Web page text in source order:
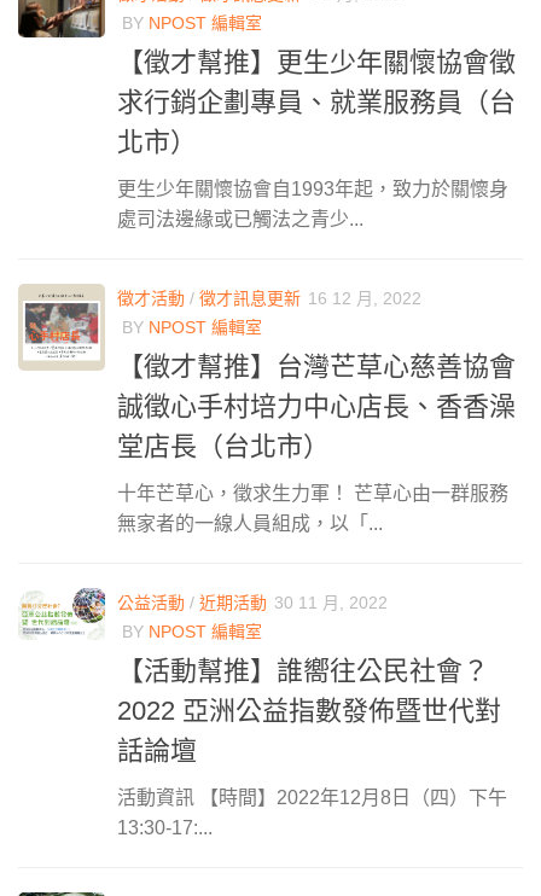
BY NPOST 編輯室
【徵才幫推】更生少年關懷協會徵
求行銷企劃專員、就業服務員（台
北市）
更生少年關懷協會自1993年起，致力於關懷身
處司法邊緣或已觸法之青少...
徵才活動 / 徵才訊息更新 16 12 月, 2022
BY NPOST 編輯室
【徵才幫推】台灣芒草心慈善協會
誠徵心手村培力中心店長、香香澡
堂店長（台北市）
十年芒草心，徵求生力軍！ 芒草心由一群服務
無家者的一線人員組成，以「...
公益活動 / 近期活動 30 11 月, 2022
BY NPOST 編輯室
【活動幫推】誰嚮往公民社會？
2022 亞洲公益指數發佈暨世代對
話論壇
活動資訊 【時間】2022年12月8日（四）下午
13:30-17:...